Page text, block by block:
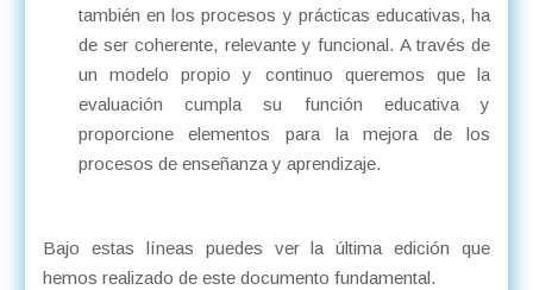
también en los procesos y prácticas educativas, ha
de ser coherente, relevante y funcional. A través de
un modelo propio y continuo queremos que la
evaluación cumpla su función educativa y
proporcione elementos para la mejora de los
procesos de enseñanza y aprendizaje.
Bajo estas líneas puedes ver la última edición que
hemos realizado de este documento fundamental.